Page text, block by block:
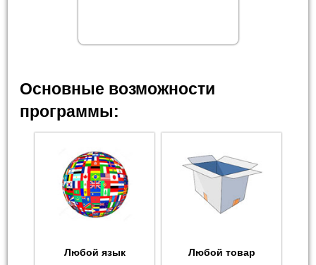
Основные возможности
программы:
Любой язык Любой товар